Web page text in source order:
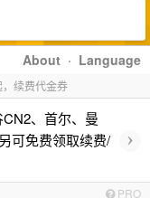
About · Language
续费代金券
、首尔、曼
可免费领取续费/
›
PRO